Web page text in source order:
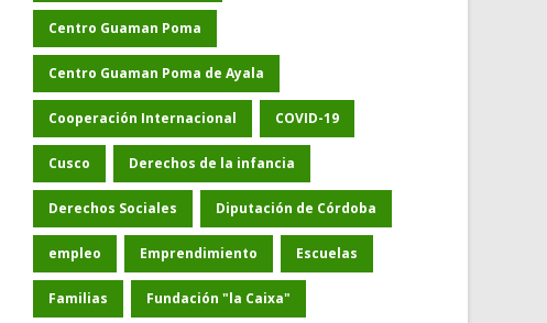
Centro Guaman Poma
Centro Guaman Poma de Ayala
Cooperación Internacional COVID-19
Cusco Derechos de la infancia
Derechos Sociales Diputación de Córdoba
empleo Emprendimiento Escuelas
Familias Fundación "la Caixa"